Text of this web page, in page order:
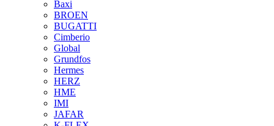
Baxi
BROEN
BUGATTI
Cimberio
Global
Grundfos
Hermes
HERZ
HME
IMI
JAFAR